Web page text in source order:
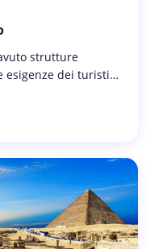
strutture
esigenze dei turisti